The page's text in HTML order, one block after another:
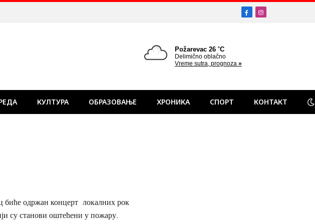
FacebookInstagram
КУЛТУРА ОБРАЗОВАЊЕ ХРОНИКА СПОРТ КОНТАКТ
биће одржан концерт локалних рок
су станови оштећени у пожару.